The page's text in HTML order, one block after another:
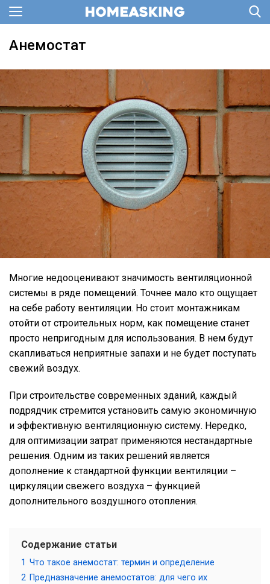
Анемостат
Многие недооценивают значимость вентиляционной
системы в ряде помещений. Точнее мало кто ощущает
на себе работу вентиляции. Но стоит монтажникам
отойти от строительных норм, как помещение станет
просто непригодным для использования. В нем будут
скапливаться неприятные запахи и не будет поступать
свежий воздух.
При строительстве современных зданий, каждый
подрядчик стремится установить самую экономичную
и эффективную вентиляционную систему. Нередко,
для оптимизации затрат применяются нестандартные
решения. Одним из таких решений является
дополнение к стандартной функции вентиляции –
циркуляции свежего воздуха – функцией
дополнительного воздушного отопления.
Содержание статьи
1 Что такое анемостат: термин и определение
2 Предназначение анемостатов: для чего их